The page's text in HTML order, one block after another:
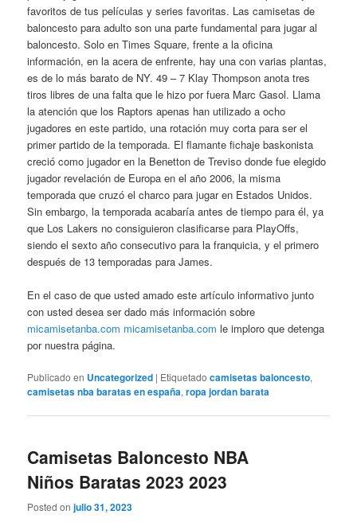
favoritos de tus películas y series favoritas. Las camisetas de
baloncesto para adulto son una parte fundamental para jugar al
baloncesto. Solo en Times Square, frente a la oficina
información, en la acera de enfrente, hay una con varias plantas,
es de lo más barato de NY. 49 – 7 Klay Thompson anota tres
tiros libres de una falta que le hizo por fuera Marc Gasol. Llama
la atención que los Raptors apenas han utilizado a ocho
jugadores en este partido, una rotación muy corta para ser el
primer partido de la temporada. El flamante fichaje baskonista
creció como jugador en la Benetton de Treviso donde fue elegido
jugador revelación de Europa en el año 2006, la misma
temporada que cruzó el charco para jugar en Estados Unidos.
Sin embargo, la temporada acabaría antes de tiempo para él, ya
que Los Lakers no consiguieron clasificarse para PlayOffs,
siendo el sexto año consecutivo para la franquicia, y el primero
después de 13 temporadas para James.
En el caso de que usted amado este artículo informativo junto
con usted desea ser dado más información sobre
micamisetanba.com micamisetanba.com le imploro que detenga
por nuestra página.
Publicado en Uncategorized | Etiquetado camisetas baloncesto,
camisetas nba baratas en españa,ropa jordan barata
Camisetas Baloncesto NBA
Niños Baratas 2023 2023
Posted onjulio 31, 2023